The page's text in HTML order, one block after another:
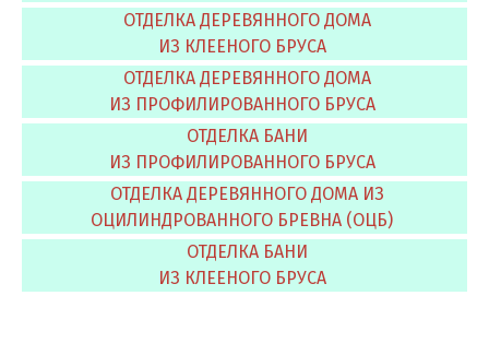
ОТДЕЛКА ДЕРЕВЯННОГО ДОМА
ИЗ КЛЕЕНОГО БРУСА
ОТДЕЛКА ДЕРЕВЯННОГО ДОМА
ИЗ ПРОФИЛИРОВАННОГО БРУСА
ОТДЕЛКА БАНИ
ИЗ ПРОФИЛИРОВАННОГО БРУСА
ОТДЕЛКА ДЕРЕВЯННОГО ДОМА ИЗ
ОЦИЛИНДРОВАННОГО БРЕВНА (ОЦБ)
ОТДЕЛКА БАНИ
ИЗ КЛЕЕНОГО БРУСА